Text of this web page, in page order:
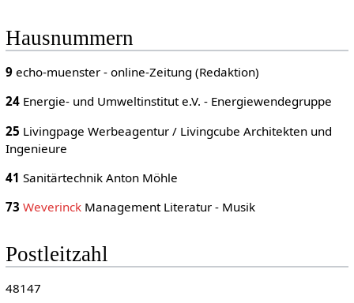
Hausnummern
9echo-muenster - online-Zeitung (Redaktion)
24Energie- und Umweltinstitut e.V. - Energiewendegruppe
25 Livingpage Werbeagentur / Livingcube Architekten und
Ingenieure
41 Sanitärtechnik Anton Möhle
73 WeverinckManagement Literatur - Musik
Postleitzahl
48147